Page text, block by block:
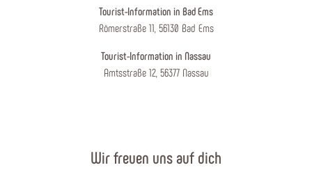
Tourist-Information in Bad Ems
Römerstraße 11, 56130 Bad Ems
Tourist-Information in Nassau
Amtsstraße 12, 56377 Nassau
Wir freuen uns auf dich